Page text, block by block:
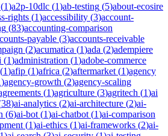
(1)a2p-10dlc (1)ab-testing (5)about-ecosire
rights (1)accessibility (3)account-
(83)accounting-comparison
payable (3)accounts-receivable
(2)acumatica (1)ada (2)adempiere
(1)administration (1)adobe-commerce
(1)afip (1)africa (2)aftermarket (1)agency
)agency-growth (2)agency-scaling
(1)agriculture (3)agritech (1)ai
38)ai-analytics (2)ai-architecture (2)ai-
(6)ai-bot (1)ai-chatbot (1)ai-comparison
(1)ai-ethics (1)ai-frameworks (2)ai-